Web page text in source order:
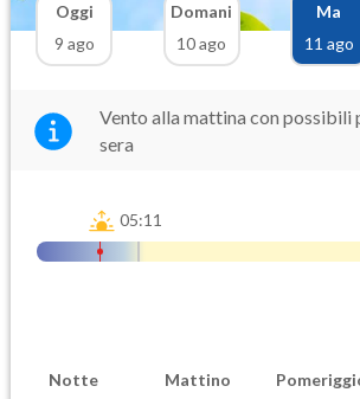
Oggi
9 ago
Domani
10 ago
Ma
11 ago
Vento alla mattina con possibili
sera
05:11
Notte Mattino